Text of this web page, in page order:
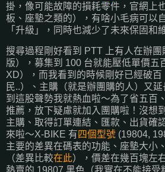
掛，像可能故障的損耗零件，官網上
板、座墊之類的），有啥小毛病可以
「升級」，同時也減少了未來保固和
搜尋過程剛好看到 PTT 上有人在辦團
版），募集到 100 台就能壓低單價五
XD），而我看到的時候剛好已經破百
民..）、主購（就是辦團購的人）又
到這股聲勢我就熱血啦～為了省五百
推薦，放下疑慮就加入團購啦！沒想
主購、取得訂單連結、匯款、出貨確
來啦～X-BIKE 有 四個型號 (19804,
主要的差異在碼表的功能、座墊大小
（差異比較在此），價差在幾百塊左